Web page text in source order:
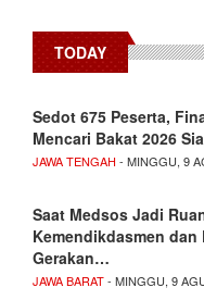
TODAY
Sedot 675 Peserta,
Mencari Bakat 2026
JAWA TENGAH - MINGGU, 9
Saat Medsos Jadi
Kemendikdasmen dan
Gerakan…
JAWA BARAT- MINGGU, 9